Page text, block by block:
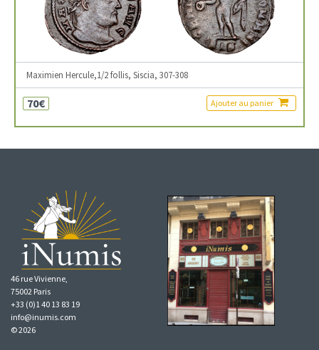
Maximien Hercule,1/2 follis, Siscia, 307-308
70€ Ajouter au panier
46 rue Vivienne,
75002 Paris
+33 (0)1 40 13 83 19
info@inumis.com
© 2026